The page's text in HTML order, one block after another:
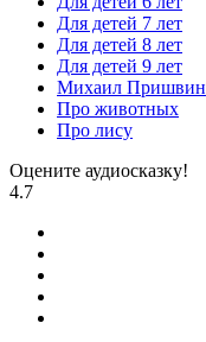
Для детей 7 лет
Для детей 8 лет
Для детей 9 лет
Михаил Пришвин
Про животных
Про лису
Оцените аудиосказку!
4.7